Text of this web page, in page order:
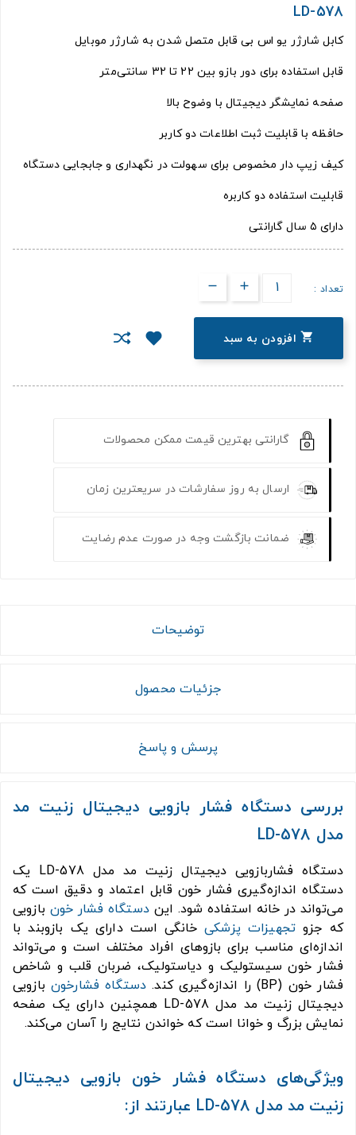
LD-578
کابل شارژر یو اس بی قابل متصل شدن به شارژر موبایل
قابل استفاده برای دور بازو بین 22 تا 32 سانتی‌متر
صفحه نمایشگر دیجیتال با وضوح بالا
حافظه با قابلیت ثبت اطلاعات دو کاربر
کیف زیپ دار مخصوص برای سهولت در نگهداری و جابجایی دستگاه
قابلیت استفاده دو کاربره
دارای ۵ سال گارانتی
تعداد :
 افزودن به سبد
گارانتی بهترین قیمت ممکن محصولات
ارسال به روز سفارشات در سریعترین زمان
ضمانت بازگشت وجه در صورت عدم رضایت
توضیحات
جزئیات محصول
پرسش و پاسخ
بررسی دستگاه فشار بازویی دیجیتال زنیت مد
مدل LD-578
دستگاه فشاربازویی دیجیتال زنیت مد مدل LD-578 یک
دستگاه اندازه‌گیری فشار خون قابل اعتماد و دقیق است که
می‌تواند در خانه استفاده شود. ایندستگاه فشار خون بازویی
که جزو تجهیزات پزشکیخانگی است دارای یک بازوبند با
اندازه‌ای مناسب برای بازوهای افراد مختلف است و می‌تواند
فشار خون سیستولیک و دیاستولیک، ضربان قلب و شاخص
فشار خون (BP) را اندازه‌گیری کند.
دستگاه فشارخونبازویی
دیجیتال زنیت مد مدل LD-578 همچنین دارای یک صفحه
نمایش بزرگ و خوانا است که خواندن نتایج را آسان می‌کند.
ویژگی‌های دستگاه فشار خون بازویی دیجیتال
زنیت مد مدل LD-578 عبارتند از: